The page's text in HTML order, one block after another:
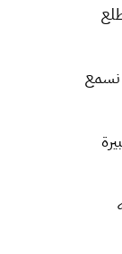
نسمع